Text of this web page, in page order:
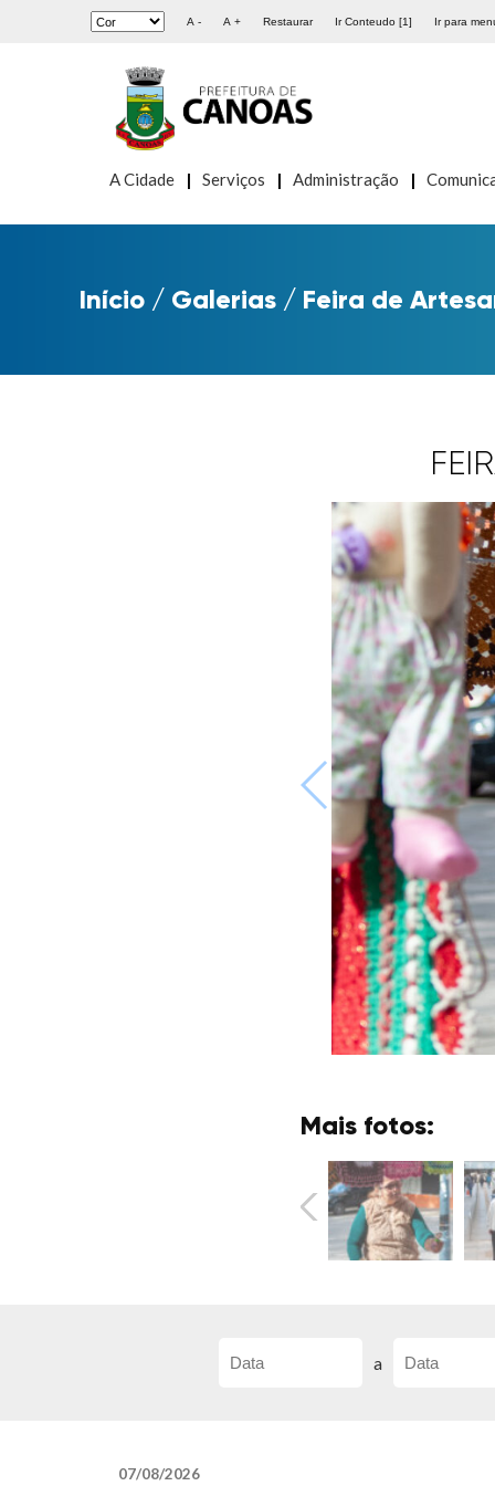
A - A + Restaurar Ir Conteudo [1] Ir para
A Cidade Serviços Administração
Início / Galerias / Feira de
Mais fotos:
a
07/08/2026